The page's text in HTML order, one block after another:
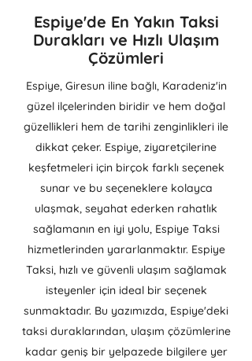
Espiye'de En Yakın Taksi
Durakları ve Hızlı Ulaşım
Çözümleri
Espiye, Giresun iline bağlı, Karadeniz'in
güzel ilçelerinden biridir ve hem doğal
güzellikleri hem de tarihi zenginlikleri ile
dikkat çeker. Espiye, ziyaretçilerine
keşfetmeleri için birçok farklı seçenek
sunar ve bu seçeneklere kolayca
ulaşmak, seyahat ederken rahatlık
sağlamanın en iyi yolu, Espiye Taksi
hizmetlerinden yararlanmaktır. Espiye
Taksi, hızlı ve güvenli ulaşım sağlamak
isteyenler için ideal bir seçenek
sunmaktadır. Bu yazımızda, Espiye'deki
taksi duraklarından, ulaşım çözümlerine
kadar geniş bir yelpazede bilgilere yer